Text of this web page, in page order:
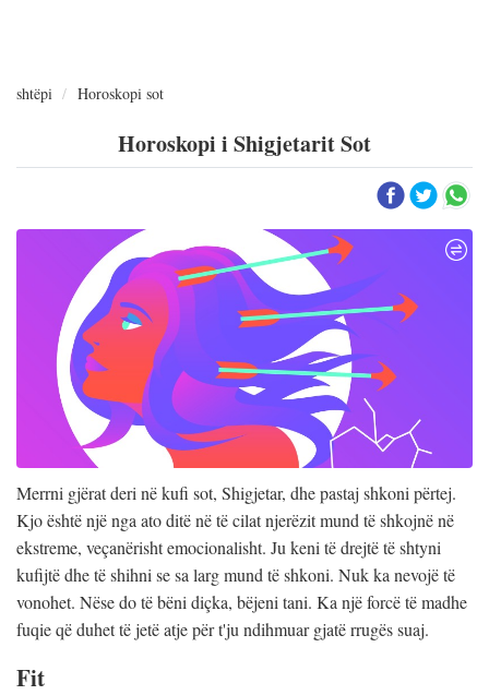
shtëpi Horoskopi sot
Horoskopi i Shigjetarit Sot
Merrni gjërat deri në kufi sot, Shigjetar, dhe pastaj shkoni përtej.
Kjo është një nga ato ditë në të cilat njerëzit mund të shkojnë në
ekstreme, veçanërisht emocionalisht. Ju keni të drejtë të shtyni
kufijtë dhe të shihni se sa larg mund të shkoni. Nuk ka nevojë të
vonohet. Nëse do të bëni diçka, bëjeni tani. Ka një forcë të madhe
fuqie që duhet të jetë atje për t'ju ndihmuar gjatë rrugës suaj.
Fit